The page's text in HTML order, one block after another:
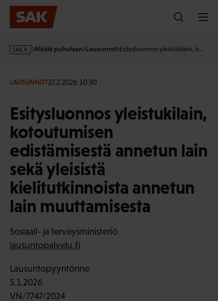
Hyppää
sisältöön
s
·
Näistä puhutaan Lausunnot Esitysluonnos yleistukilain, k…
LAUSUNNOT17.2.2026 10:30
Esitysluonnos yleistukilain,
kotoutumisen
edistämisestä annetun lain
sekä yleisistä
kielitutkinnoista annetun
lain muuttamisesta
Sosiaali- ja terveysministeriö
lausuntopalvelu.fi
Lausuntopyyntönne
5.1.2026
VN/7747/2024